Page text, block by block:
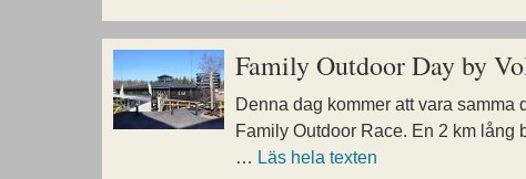
Family Outdoor Day by
Denna dag kommer att vara
Family Outdoor Race. En 2 km lång
… Läs hela texten